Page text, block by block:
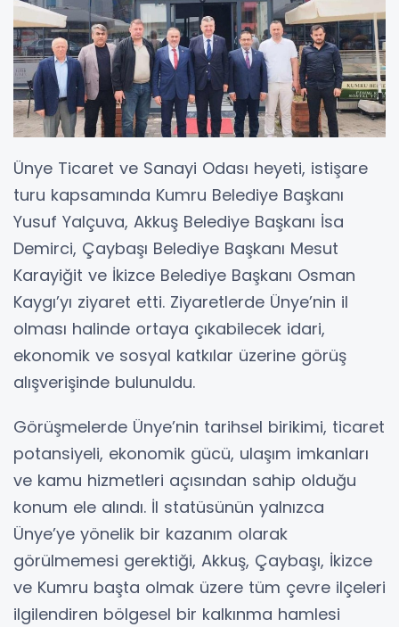
Ünye Ticaret ve Sanayi Odası heyeti, istişare
turu kapsamında Kumru Belediye Başkanı
Yusuf Yalçuva, Akkuş Belediye Başkanı İsa
Demirci, Çaybaşı Belediye Başkanı Mesut
Karayiğit ve İkizce Belediye Başkanı Osman
Kaygı’yı ziyaret etti. Ziyaretlerde Ünye’nin il
olması halinde ortaya çıkabilecek idari,
ekonomik ve sosyal katkılar üzerine görüş
alışverişinde bulunuldu.
Görüşmelerde Ünye’nin tarihsel birikimi, ticaret
potansiyeli, ekonomik gücü, ulaşım imkanları
ve kamu hizmetleri açısından sahip olduğu
konum ele alındı. İl statüsünün yalnızca
Ünye’ye yönelik bir kazanım olarak
görülmemesi gerektiği, Akkuş, Çaybaşı, İkizce
ve Kumru başta olmak üzere tüm çevre ilçeleri
ilgilendiren bölgesel bir kalkınma hamlesi